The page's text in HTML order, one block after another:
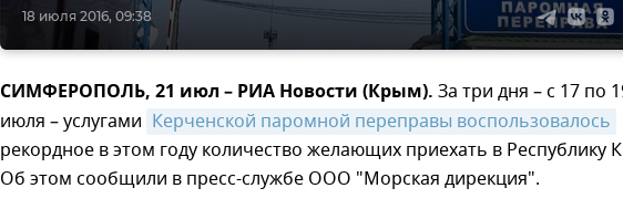
18 июля 2016, 09:38
СИМФЕРОПОЛЬ, 21 июл – РИА Новости (Крым). За три дня – с 17 по
июля – услугами Керченской паромной переправы воспользовалось
рекордное в этом году количество желающих приехать в Республику
Об этом сообщили в пресс-службе ООО "Морская дирекция".